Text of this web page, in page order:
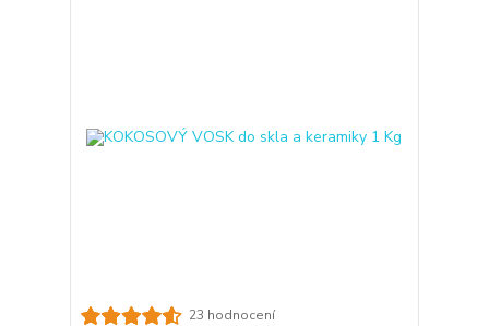
23 hodnocení